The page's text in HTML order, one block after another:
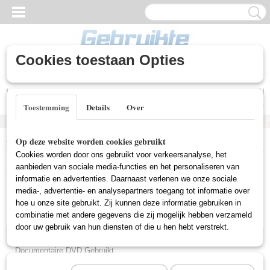
Inloggen
UW WINKELWAGEN
Home >Gebruikte DVD's>Comedy DVD Gebruikt
Gebruikte DVD's
Actie DVD Gebruikt
Box Sets Gebruikt
Documentaire DVD Gebruikt
Drama DVD Gebruikt
Cookies toestaan Opties
Toestemming Details Over
Op deze website worden cookies gebruikt
Cookies worden door ons gebruikt voor verkeersanalyse, het
aanbieden van sociale media-functies en het personaliseren van
informatie en advertenties. Daarnaast verlenen we onze sociale
media-, advertentie- en analysepartners toegang tot informatie over
hoe u onze site gebruikt. Zij kunnen deze informatie gebruiken in
combinatie met andere gegevens die zij mogelijk hebben verzameld
door uw gebruik van hun diensten of die u hen hebt verstrekt.